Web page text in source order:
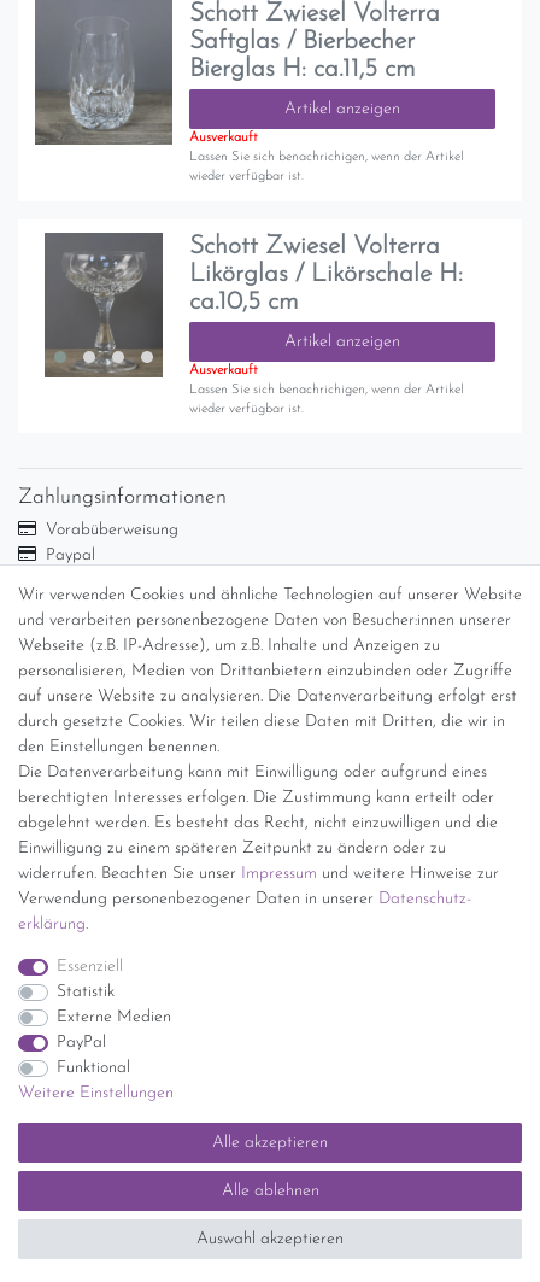
Schott Zwiesel Volterra
Saftglas / Bierbecher
Bierglas H: ca.11,5 cm
Artikel anzeigen
Ausverkauft
Lassen Sie sich benachrichigen, wenn der Artikel
wieder verfügbar ist.
Schott Zwiesel Volterra
Likörglas / Likörschale H:
ca.10,5 cm
Artikel anzeigen
Ausverkauft
Lassen Sie sich benachrichigen, wenn der Artikel
wieder verfügbar ist.
Wir verwenden Cookies und ähnliche Technologien auf unserer Website
und verarbeiten personenbezogene Daten von Besucher:innen unserer
Webseite (z.B. IP-Adresse), um z.B. Inhalte und Anzeigen zu
personalisieren, Medien von Drittanbietern einzubinden oder Zugriffe
auf unsere Website zu analysieren. Die Datenverarbeitung erfolgt erst
durch gesetzte Cookies. Wir teilen diese Daten mit Dritten, die wir in
den Einstellungen benennen.
Die Datenverarbeitung kann mit Einwilligung oder aufgrund eines
berechtigten Interesses erfolgen. Die Zustimmung kann erteilt oder
abgelehnt werden. Es besteht das Recht, nicht einzuwilligen und die
Einwilligung zu einem späteren Zeitpunkt zu ändern oder zu
widerrufen. Beachten Sie unser Impressum und weitere Hinweise zur
Verwendung personenbezogener Daten in unserer Daten­schutz­
erklärung.
Essenziell
Statistik
Externe Medien
PayPal
Funktional
Weitere Einstellungen
Alle akzeptieren
Alle ablehnen
Auswahl akzeptieren
Zahlungsinformationen
Vorabüberweisung
Paypal
Versandinformationen
Versand per GLS (6,90 Euro) oder DHL (8,49 Euro ) inkl. MwSt.
(innerhalb Deutschlands)
kostenfreie Lieferung ab 150 Euro Warenwert (innerhalb
Deutschlands)
Übersicht Internationale Versandkosten
Wir kaufen an
Sie haben zuviel Porzellan im Schrank? Gerne kaufen wir dieses an.
Einfach unverbindliches Angebot anfordern.
*Endpreis inkl. MwSt. (Dieser Artikel unterliegt gem. § 25a
UStG der Differenzbesteuerung, ein Ausweis der
Mehrwertsteuer auf der Rechnung erfolgt nicht.)
Impressum Daten­schutz­erklärung
Vertrag widerrufen Kontakt
Bewertungen bei: ebay.de, shopvote.de ⓘ
Informationen zur Echtheit der Bewertungen